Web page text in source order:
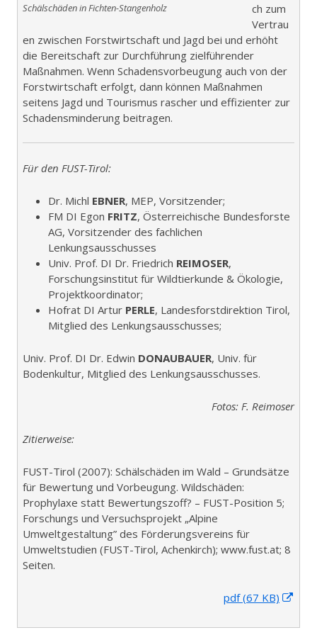
Schälschäden in Fichten-Stangenholz
ch zum
Vertrau
en zwischen Forstwirtschaft und Jagd bei und erhöht
die Bereitschaft zur Durchführung zielführender
Maßnahmen. Wenn Schadensvorbeugung auch von der
Forstwirtschaft erfolgt, dann können Maßnahmen
seitens Jagd und Tourismus rascher und effizienter zur
Schadensminderung beitragen.
Für den FUST-Tirol:
Dr. Michl EBNER, MEP, Vorsitzender;
FM DI Egon FRITZ, Österreichische Bundesforste
AG, Vorsitzender des fachlichen
Lenkungsausschusses
Univ. Prof. DI Dr. Friedrich REIMOSER,
Forschungsinstitut für Wildtierkunde & Ökologie,
Projektkoordinator;
Hofrat DI Artur PERLE, Landesforstdirektion Tirol,
Mitglied des Lenkungsausschusses;
Univ. Prof. DI Dr. Edwin DONAUBAUER, Univ. für
Bodenkultur, Mitglied des Lenkungsausschusses.
Fotos: F. Reimoser
Zitierweise:
FUST-Tirol (2007): Schälschäden im Wald – Grundsätze
für Bewertung und Vorbeugung. Wildschäden:
Prophylaxe statt Bewertungszoff? – FUST-Position 5;
Forschungs und Versuchsprojekt „Alpine
Umweltgestaltung” des Förderungsvereins für
Umweltstudien (FUST-Tirol, Achenkirch); www.fust.at; 8
Seiten.
pdf (67 KB)
n